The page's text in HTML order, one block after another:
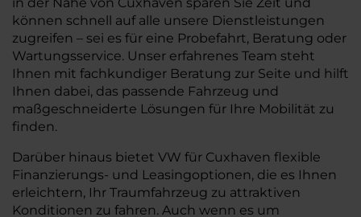
können schnell auf alle unsere Dienstleistungen
zugreifen – sei es für eine Probefahrt, Beratung oder
Wartungsservice. Unser erfahrenes Team steht
Ihnen mit fachkundiger Beratung zur Seite und hilft
Ihnen dabei, das passende Fahrzeug und
maßgeschneiderte Lösungen für Ihre Mobilität zu
finden.
Darüber hinaus bietet VW für Cuxhaven flexible
Finanzierungs- und Leasingoptionen, die es Ihnen
erleichtern, Ihr Traumfahrzeug zu attraktiven
Konditionen zu fahren. Auch wenn es um